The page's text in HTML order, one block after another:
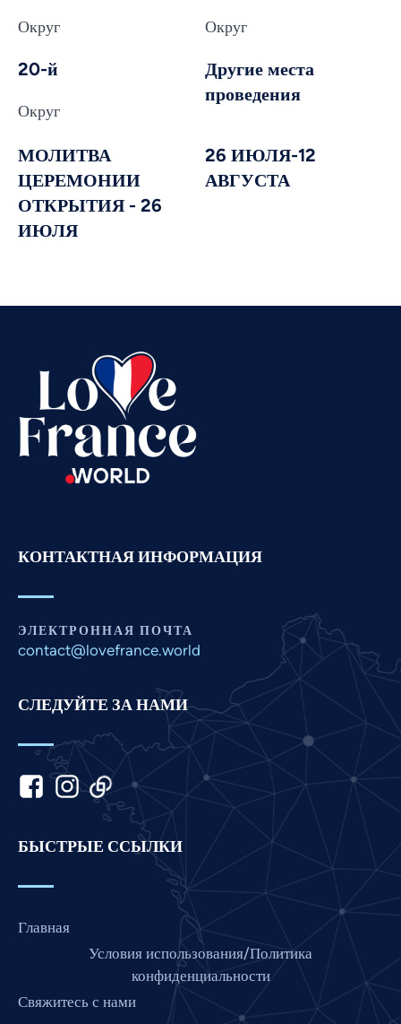
Округ Округ
20-й
Округ
Другие места
проведения
МОЛИТВА
ЦЕРЕМОНИИ
ОТКРЫТИЯ - 26
ИЮЛЯ
26 ИЮЛЯ-12
АВГУСТА
КОНТАКТНАЯ ИНФОРМАЦИЯ
ЭЛЕКТРОННАЯ ПОЧТА
contact@lovefrance.world
СЛЕДУЙТЕ ЗА НАМИ
БЫСТРЫЕ ССЫЛКИ
Главная
Условия использования/Политика
конфиденциальности
Свяжитесь с нами
Finnish
Italian
Japanese
Kannada
Korean
Malay
Marathi